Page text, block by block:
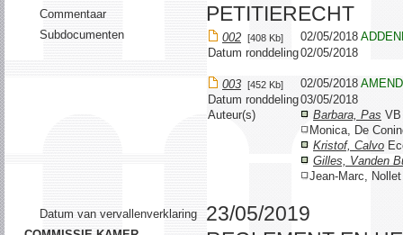
Commentaar PETITIERECHT
Subdocumenten 002 [408 Kb] 02/05/2018
Datum ronddeling02/05/2018
003 [452 Kb] 02/05/2018
Datum ronddeling03/05/2018
Auteur(s)
Barbara, Pas
Monica, De
Kristof, Calvo
Gilles, Vanden
Jean-Marc,
Datum van vervallenverklaring 23/05/2019